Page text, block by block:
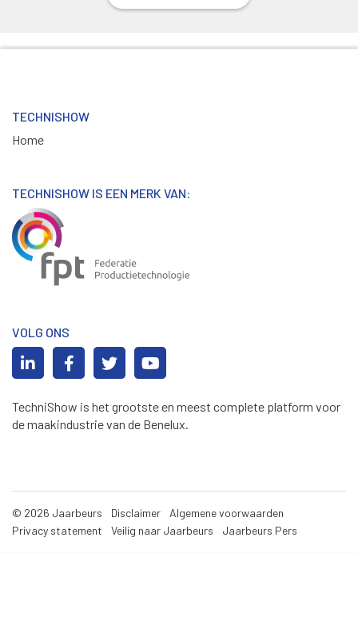
TECHNISHOW
Home
TECHNISHOW IS EEN MERK VAN:
VOLG ONS
TechniShow is het grootste en meest complete platform voor
de maakindustrie van de Benelux.
© 2026 Jaarbeurs Disclaimer
Algemene voorwaarden
Privacy statement
Veilig naar Jaarbeurs Jaarbeurs Pers